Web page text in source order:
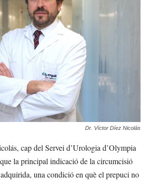
Dr. Víctor Díez Nicolás
cap del Servei d’Urologia d’Olympia
la principal indicació de la circumcisió
una condició en què el prepuci no